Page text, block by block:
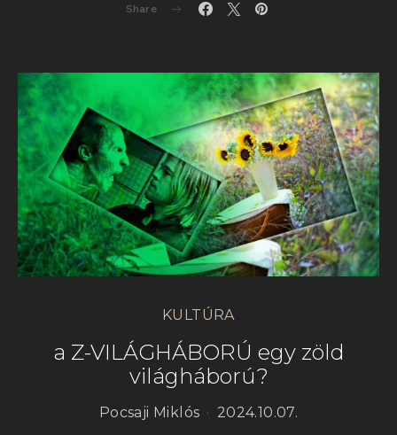
Share
KULTÚRA
a Z-VILÁGHÁBORÚ egy zöld
világháború?
Pocsaji Miklós 2024.10.07.